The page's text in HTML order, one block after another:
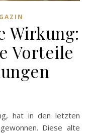
Wirkung:
Vorteile
Diese alte